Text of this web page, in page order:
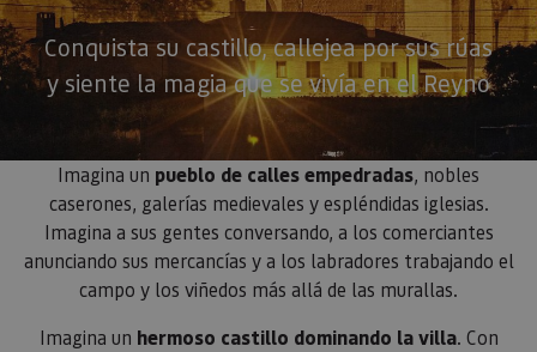
Conquista su castillo, callejea por sus rúas
y siente la magia que se vivía en el Reyno
Imagina un pueblo de calles empedradas, nobles
caserones, galerías medievales y espléndidas iglesias.
Imagina a sus gentes conversando, a los comerciantes
anunciando sus mercancías y a los labradores trabajando el
campo y los viñedos más allá de las murallas.
Imagina un hermoso castillo dominando la villa. Con